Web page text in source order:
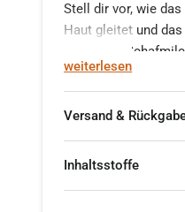
Stell dir vor, wie
Haut gleitet und
natürliche
sondern auch ein
Inhaltsstoffen. Frei
bewusste Wahl für
wird, wo Qualität
weiterlesen
Versand &
Inhaltsstoffe